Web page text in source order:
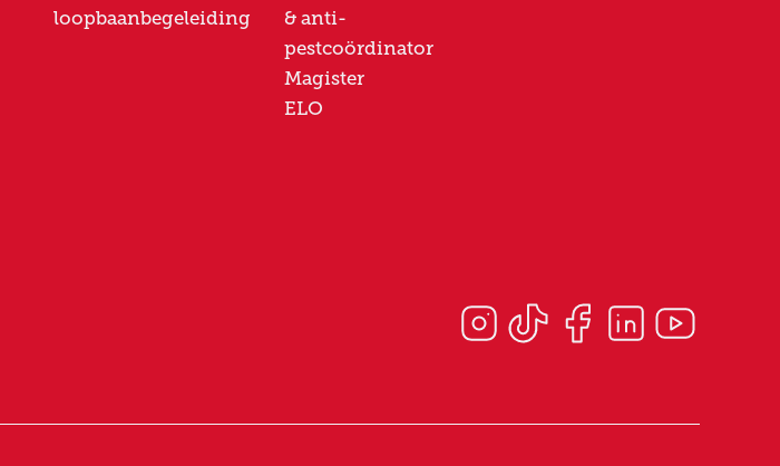
loopbaanbegeleiding
& anti-
pestcoördinator
Magister
ELO